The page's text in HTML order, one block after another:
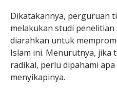
Dikatakannya, perguruan
melakukan studi penelitian
diarahkan untuk
Islam ini. Menurutnya, jika
radikal, perlu dipahami
menyikapinya.